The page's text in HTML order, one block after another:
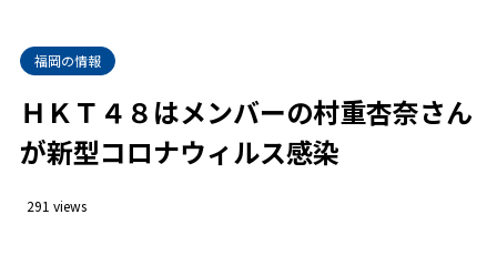
福岡の情報
ＨＫＴ４８はメンバーの村重杏奈さん
が新型コロナウィルス感染
291 views